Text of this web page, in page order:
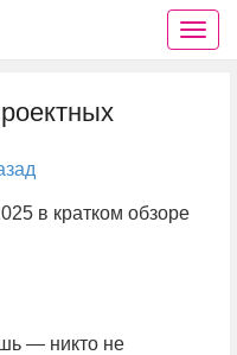
в кратком обзоре
— никто не